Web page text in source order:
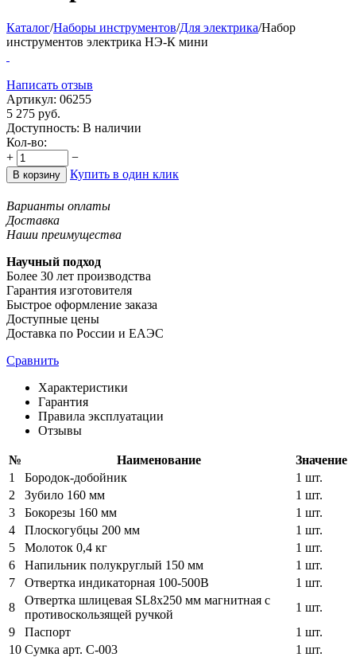
Каталог/Наборы инструментов/Для электрика/Набор
инструментов электрика НЭ-К мини
Написать отзыв
Артикул: 06255
5 275 руб.
Доступность: В наличии
Кол-во:
+
−
В корзину Купить в один клик
Варианты оплаты
Доставка
Наши преимущества
Научный подход
Более 30 лет производства
Гарантия изготовителя
Быстрое оформление заказа
Доступные цены
Доставка по России и ЕАЭС
Сравнить
Характеристики
Гарантия
Правила эксплуатации
Отзывы
№ Наименование
Значение
1
Бородок-добойник
1 шт.
2
Зубило 160 мм
1 шт.
3
Бокорезы 160 мм
1 шт.
4
Плоскогубцы 200 мм
1 шт.
5
Молоток 0,4 кг
1 шт.
6
Напильник полукруглый 150 мм
1 шт.
7
Отвертка индикаторная 100-500В
1 шт.
8
Отвертка шлицевая SL8х250 мм магнитная с
противоскользящей ручкой
1 шт.
9
Паспорт
1 шт.
10 Сумка арт. С-003 1 шт.